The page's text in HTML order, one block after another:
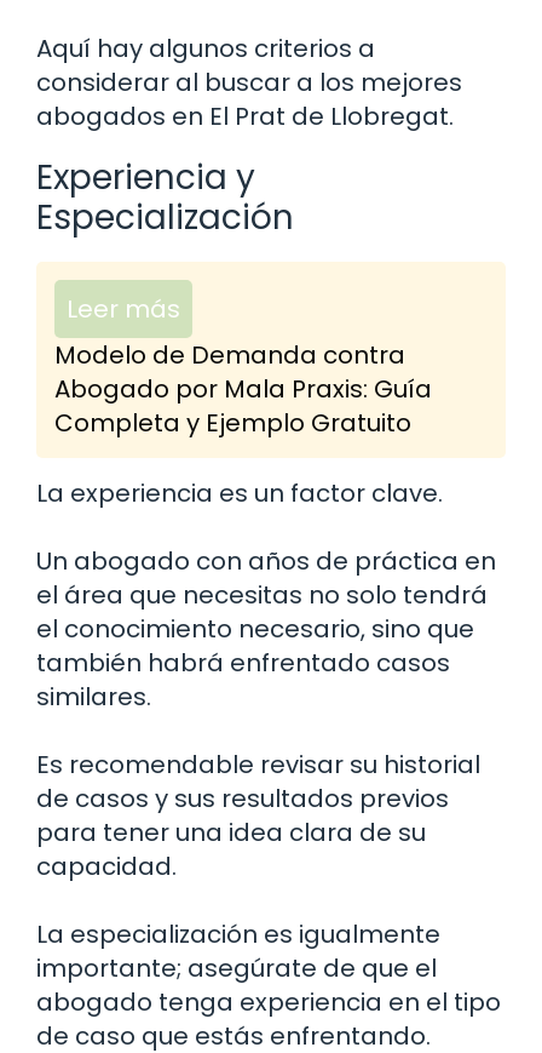
Aquí hay algunos criterios a
considerar al buscar a los mejores
abogados en El Prat de Llobregat.
Experiencia y
Especialización
Leer más
Modelo de Demanda contra
Abogado por Mala Praxis: Guía
Completa y Ejemplo Gratuito
La experiencia es un factor clave.
Un abogado con años de práctica en
el área que necesitas no solo tendrá
el conocimiento necesario, sino que
también habrá enfrentado casos
similares.
Es recomendable revisar su historial
de casos y sus resultados previos
para tener una idea clara de su
capacidad.
La especialización es igualmente
importante; asegúrate de que el
abogado tenga experiencia en el tipo
de caso que estás enfrentando.